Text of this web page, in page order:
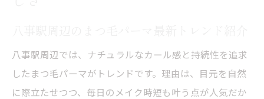
まつ毛パーマの持続力で選ぶサロン選び
信頼できるまつ毛パーマ選びで後悔しない方法
八事駅周辺では、ナチュラルなカール感と持続性を追求
したまつ毛パーマがトレンドです。理由は、目元を自然
に際立たせつつ、毎日のメイク時短も叶う点が人気だか